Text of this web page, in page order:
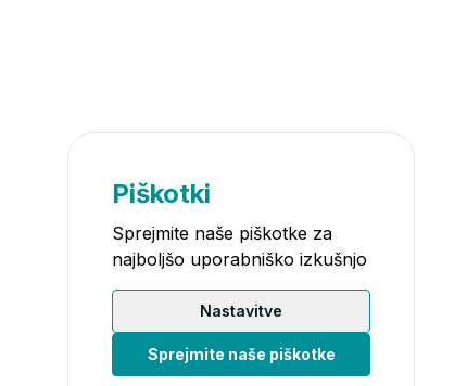
Piškotki
Sprejmite naše piškotke za
najboljšo uporabniško izkušnjo
Nastavitve
Sprejmite naše piškotke